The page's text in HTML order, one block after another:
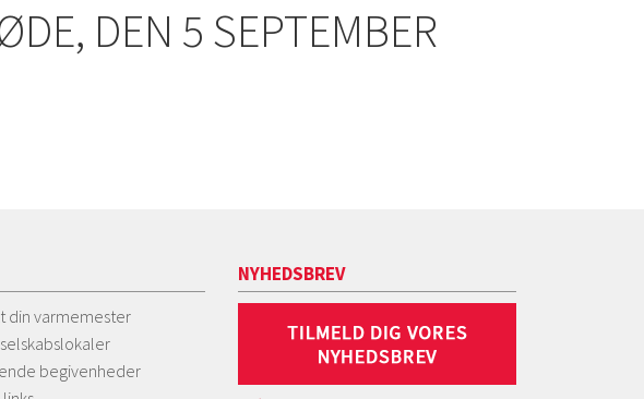
DEN 5 SEPTEMBER
din varmemester
begivenheder
NYHEDSBREV